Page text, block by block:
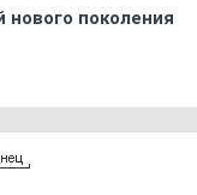
нового поколения